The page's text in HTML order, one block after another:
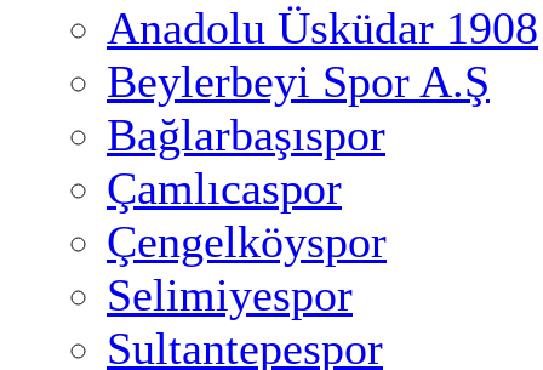
Anadolu Üsküdar 1908
Beylerbeyi Spor A.Ş
Bağlarbaşıspor
Çamlıcaspor
Çengelköyspor
Selimiyespor
Sultantepespor